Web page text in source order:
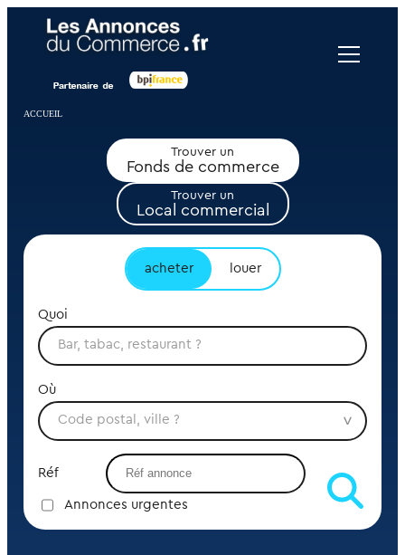
ACCUEIL
Trouver un
Fonds de commerce
Trouver un
Local commercial
acheter louer
Quoi
Où
Réf
Annonces urgentes
Panneau de gestion des cookies